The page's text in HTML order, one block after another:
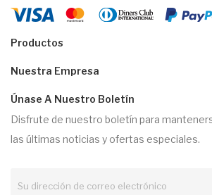
Productos
Nuestra Empresa
Únase A Nuestro Boletín
Disfrute de nuestro boletín para
las últimas noticias y ofertas especiales.